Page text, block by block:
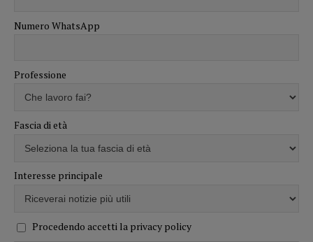
Numero WhatsApp
Professione
Fascia di età
Interesse principale
Procedendo accetti la privacy policy